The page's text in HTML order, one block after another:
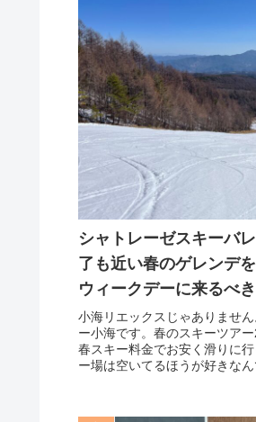
シャトレーゼスキーバ
了も近い春のゲレンデ
ウィークデーに来るべ
小海リエックスじゃありませ
ー小海です。春のスキーツア
春スキー料金でお安く滑りに
ー場は空いてるほうが好きな